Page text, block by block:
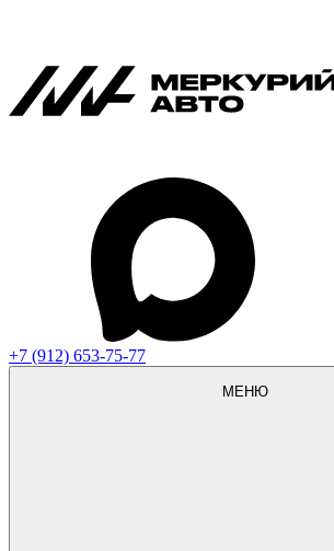
+7 (912) 653-75-77
МЕНЮ